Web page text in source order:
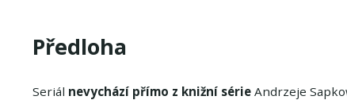
Předloha
Seriál nevychází přímo z knižní sérieAndrzeje